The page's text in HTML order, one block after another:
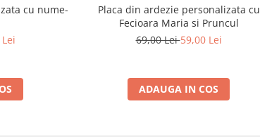
cu nume-
Placa din ardezie personalizata cu
Fecioara Maria si Pruncul
69,00 Lei59,00 Lei
ADAUGA IN COS